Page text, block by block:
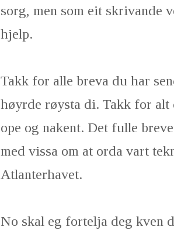
sorg, men som eit skrivande
hjelp.
Takk for alle breva du har
høyrde røysta di. Takk for alt
ope og nakent. Det fulle
med vissa om at orda vart
Atlanterhavet.
No skal eg fortelja deg kven